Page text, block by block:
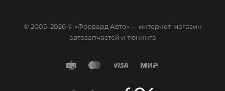
© 2005–2026 © «Форвард Авто» — интернет-магазин
автозапчастей и тюнинга